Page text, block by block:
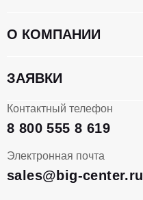
Контактный телефон
8 800 555 8 619
Электронная почта
sales@big-center.ru
О КОМПАНИИ
ЗАЯВКИ